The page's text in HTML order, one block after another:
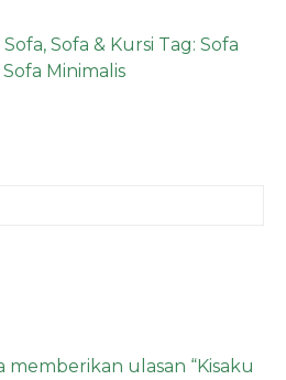
Sofa, Sofa & Kursi Tag: Sofa
Sofa Minimalis
ulasan “Kisaku